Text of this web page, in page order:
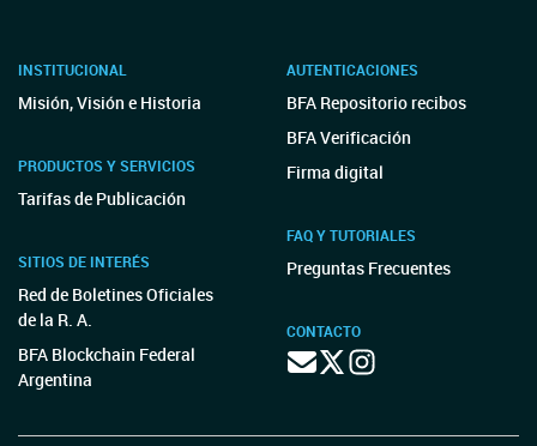
INSTITUCIONAL
Misión, Visión e Historia
PRODUCTOS Y SERVICIOS
Tarifas de Publicación
SITIOS DE INTERÉS
Red de Boletines Oficiales
de la R. A.
BFA Blockchain Federal
Argentina
AUTENTICACIONES
BFA Repositorio recibos
BFA Verificación
Firma digital
FAQ Y TUTORIALES
Preguntas Frecuentes
CONTACTO